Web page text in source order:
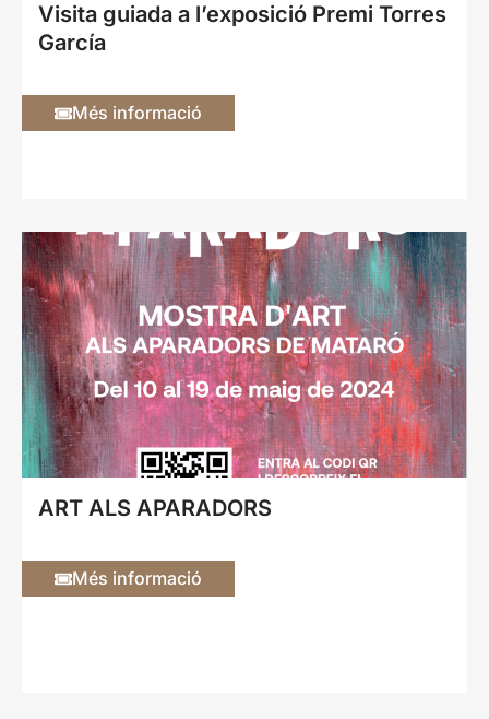
Visita guiada a l’exposició Premi Torres
García
Més informació
ART ALS APARADORS
Més informació